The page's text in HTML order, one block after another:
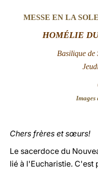
MESSE EN LA
HOMÉLIE
Basilique de
Images
Chers frères et sœurs!
Le sacerdoce du
lié à l'Eucharistie. C'est